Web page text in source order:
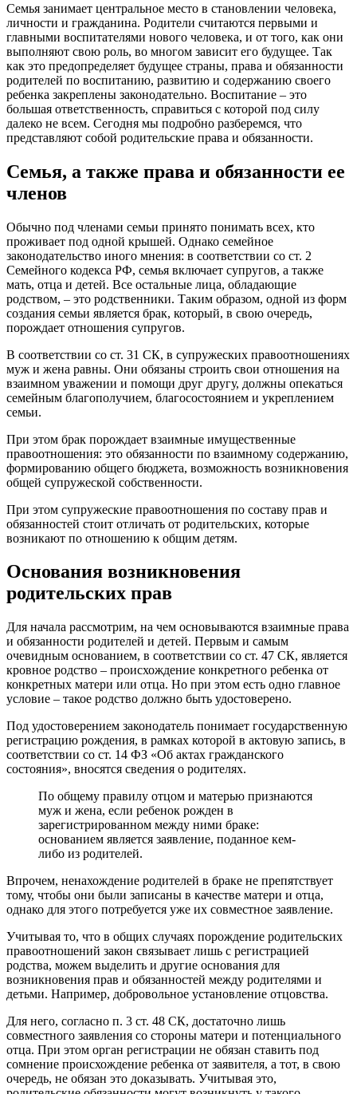
Семья занимает центральное место в становлении человека,
личности и гражданина. Родители считаются первыми и
главными воспитателями нового человека, и от того, как они
выполняют свою роль, во многом зависит его будущее. Так
как это предопределяет будущее страны, права и обязанности
родителей по воспитанию, развитию и содержанию своего
ребенка закреплены законодательно. Воспитание – это
большая ответственность, справиться с которой под силу
далеко не всем. Сегодня мы подробно разберемся, что
представляют собой родительские права и обязанности.
Семья, а также права и обязанности ее
членов
Обычно под членами семьи принято понимать всех, кто
проживает под одной крышей. Однако семейное
законодательство иного мнения: в соответствии со ст. 2
Семейного кодекса РФ, семья включает супругов, а также
мать, отца и детей. Все остальные лица, обладающие
родством, – это родственники. Таким образом, одной из форм
создания семьи является брак, который, в свою очередь,
порождает отношения супругов.
В соответствии со ст. 31 СК, в супружеских правоотношениях
муж и жена равны. Они обязаны строить свои отношения на
взаимном уважении и помощи друг другу, должны опекаться
семейным благополучием, благосостоянием и укреплением
семьи.
При этом брак порождает взаимные имущественные
правоотношения: это обязанности по взаимному содержанию,
формированию общего бюджета, возможность возникновения
общей супружеской собственности.
При этом супружеские правоотношения по составу прав и
обязанностей стоит отличать от родительских, которые
возникают по отношению к общим детям.
Основания возникновения
родительских прав
Для начала рассмотрим, на чем основываются взаимные права
и обязанности родителей и детей. Первым и самым
очевидным основанием, в соответствии со ст. 47 СК, является
кровное родство – происхождение конкретного ребенка от
конкретных матери или отца. Но при этом есть одно главное
условие – такое родство должно быть удостоверено.
Под удостоверением законодатель понимает государственную
регистрацию рождения, в рамках которой в актовую запись, в
соответствии со ст. 14 ФЗ «Об актах гражданского
состояния», вносятся сведения о родителях.
По общему правилу отцом и матерью признаются
муж и жена, если ребенок рожден в
зарегистрированном между ними браке:
основанием является заявление, поданное кем-
либо из родителей.
Впрочем, ненахождение родителей в браке не препятствует
тому, чтобы они были записаны в качестве матери и отца,
однако для этого потребуется уже их совместное заявление.
Учитывая то, что в общих случаях порождение родительских
правоотношений закон связывает лишь с регистрацией
родства, можем выделить и другие основания для
возникновения прав и обязанностей между родителями и
детьми. Например, добровольное установление отцовства.
Для него, согласно п. 3 ст. 48 СК, достаточно лишь
совместного заявления со стороны матери и потенциального
отца. При этом орган регистрации не обязан ставить под
сомнение происхождение ребенка от заявителя, а тот, в свою
очередь, не обязан это доказывать. Учитывая это,